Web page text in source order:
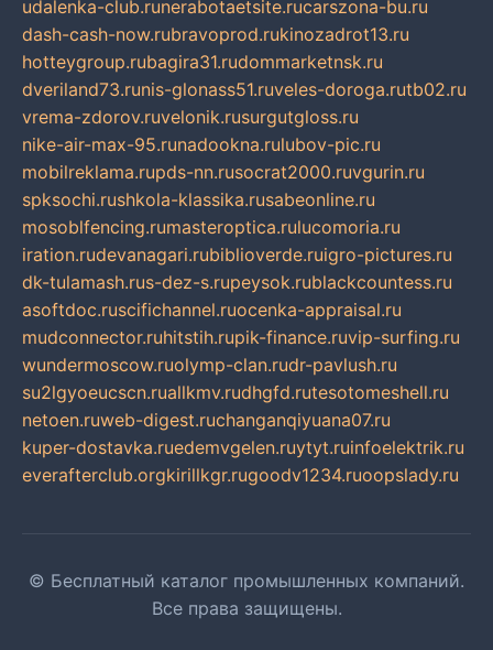
udalenka-club.runerabotaetsite.rucarszona-bu.ru
dash-cash-now.rubravoprod.rukinozadrot13.ru
hotteygroup.rubagira31.rudommarketnsk.ru
dveriland73.runis-glonass51.ruveles-doroga.rutb02.ru
vrema-zdorov.ruvelonik.rusurgutgloss.ru
nike-air-max-95.runadookna.rulubov-pic.ru
mobilreklama.rupds-nn.rusocrat2000.ruvgurin.ru
spksochi.rushkola-klassika.rusabeonline.ru
mosoblfencing.rumasteroptica.rulucomoria.ru
iration.rudevanagari.rubiblioverde.ruigro-pictures.ru
dk-tulamash.rus-dez-s.rupeysok.rublackcountess.ru
asoftdoc.ruscifichannel.ruocenka-appraisal.ru
mudconnector.ruhitstih.rupik-finance.ruvip-surfing.ru
wundermoscow.ruolymp-clan.rudr-pavlush.ru
su2lgyoeucscn.ruallkmv.rudhgfd.rutesotomeshell.ru
netoen.ruweb-digest.ruchanganqiyuana07.ru
kuper-dostavka.ruedemvgelen.ruytyt.ruinfoelektrik.ru
everafterclub.orgkirillkgr.rugoodv1234.ruoopslady.ru
© Бесплатный каталог промышленных компаний.
Все права защищены.